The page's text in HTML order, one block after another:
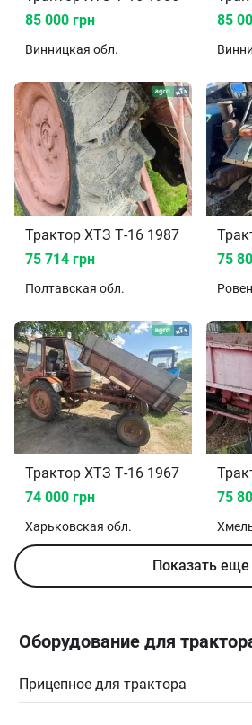
85 000 грн
Винницкая обл.
85
Трактор ХТЗ Т-16 1987
75 714 грн
Полтавская обл.
75
Трактор ХТЗ Т-16 1967
74 000 грн
Харьковская обл.
75
Показать еще
Оборудование для
Прицепное для трактора